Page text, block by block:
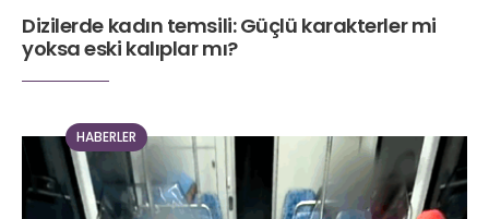
Dizilerde kadın temsili: Güçlü karakterler mi
yoksa eski kalıplar mı?
HABERLER